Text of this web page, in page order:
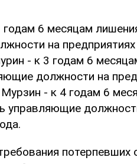
годам 6 месяцам
на предприятиях
- к 3 годам 6
должности на
- к 4 годам 6
управляющие
потерпевших